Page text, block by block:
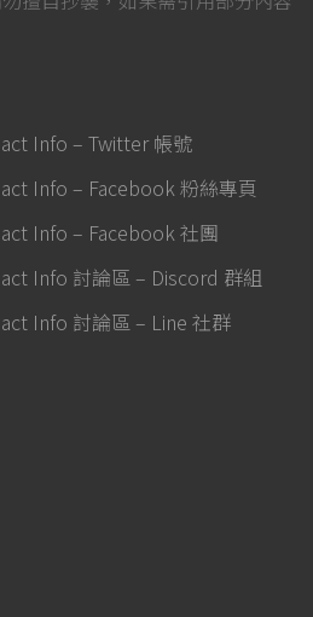
Info – Twitter 帳號
Info – Facebook 粉絲專頁
Info – Facebook 社團
Info 討論區 – Discord 群組
Info 討論區 – Line 社群